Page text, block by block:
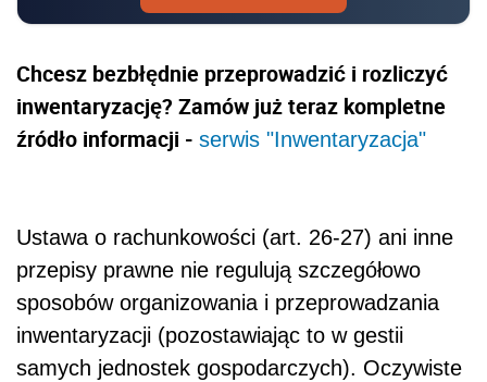
Chcesz bezbłędnie przeprowadzić i rozliczyć
inwentaryzację? Zamów już teraz kompletne
źródło informacji - serwis "Inwentaryzacja"
Ustawa o rachunkowości (art. 26-27) ani inne
przepisy prawne nie regulują szczegółowo
sposobów organizowania i przeprowadzania
inwentaryzacji (pozostawiając to w gestii
samych jednostek gospodarczych). Oczywiste